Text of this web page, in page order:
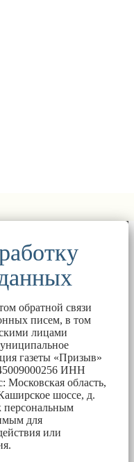
обратной связи
писем, в том
лицами
газеты «Призыв»
ИНН
Московская область,
шоссе, д.
персональным
для
или